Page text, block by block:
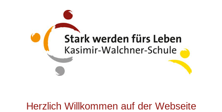
Herzlich Willkommen auf der Webseite